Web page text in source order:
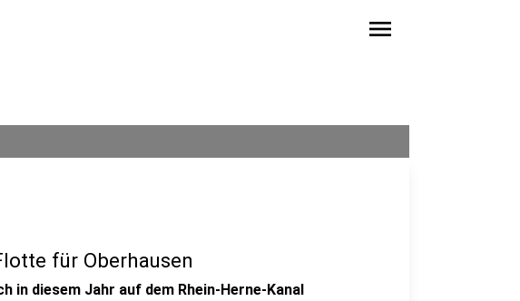
menu
für Oberhausen
in diesem Jahr auf dem Rhein-Herne-Kanal